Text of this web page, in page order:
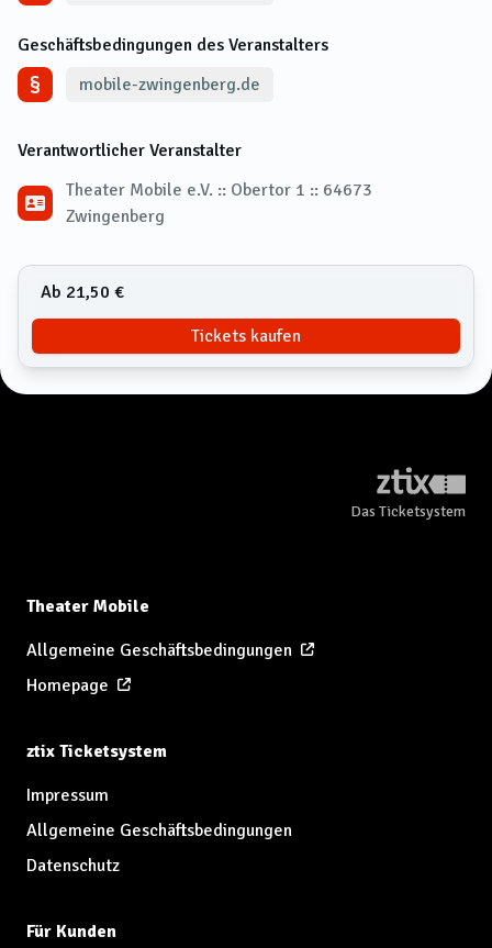
Geschäftsbedingungen des Veranstalters
mobile-zwingenberg.de
Verantwortlicher Veranstalter
Theater Mobile e.V. :: Obertor 1 :: 64673
Zwingenberg
Ab 21,50 €
Tickets kaufen
Das Ticketsystem
Theater Mobile
Allgemeine Geschäftsbedingungen
Homepage
ztix Ticketsystem
Impressum
Allgemeine Geschäftsbedingungen
Datenschutz
Für Kunden